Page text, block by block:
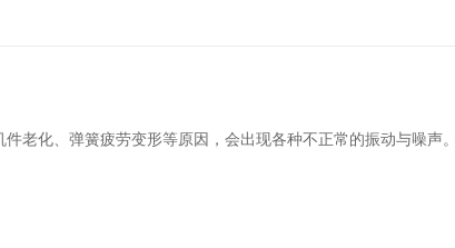
老化、弹簧疲劳变形等原因，会出现各种不正常的振动与噪声